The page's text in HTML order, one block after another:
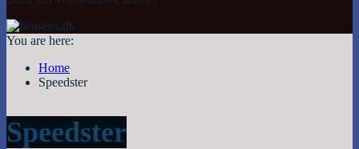
You are here:
Home
Speedster
Speedster